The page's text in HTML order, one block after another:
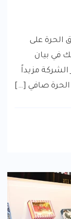
الحرة على
في بيان
مزيداً
صافي […]